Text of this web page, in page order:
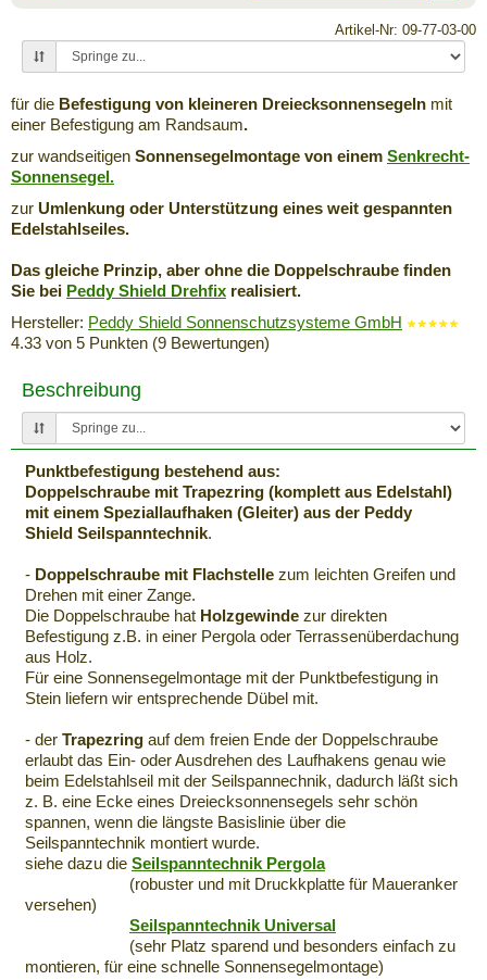
Artikel-Nr: 09-77-03-00
für die Befestigung von kleineren Dreiecksonnensegeln mit
einer Befestigung am Randsaum.
zur wandseitigen Sonnensegelmontage von einem Senkrecht-
Sonnensegel.
zur Umlenkung oder Unterstützung eines weit gespannten
Edelstahlseiles.
Das gleiche Prinzip, aber ohne die Doppelschraube finden
Sie bei Peddy Shield Drehfix realisiert.
Hersteller: Peddy Shield Sonnenschutzsysteme GmbH
4.33 von 5 Punkten (9 Bewertungen)
Beschreibung
Punktbefestigung bestehend aus:
Doppelschraube mit Trapezring (komplett aus Edelstahl)
mit einem Speziallaufhaken (Gleiter) aus der Peddy
Shield Seilspanntechnik.
- Doppelschraube mit Flachstelle zum leichten Greifen und
Drehen mit einer Zange.
Die Doppelschraube hat Holzgewinde zur direkten
Befestigung z.B. in einer Pergola oder Terrassenüberdachung
aus Holz.
Für eine Sonnensegelmontage mit der Punktbefestigung in
Stein liefern wir entsprechende Dübel mit.
- der Trapezring auf dem freien Ende der Doppelschraube
erlaubt das Ein- oder Ausdrehen des Laufhakens genau wie
beim Edelstahlseil mit der Seilspannechnik, dadurch läßt sich
z. B. eine Ecke eines Dreiecksonnensegels sehr schön
spannen, wenn die längste Basislinie über die
Seilspanntechnik montiert wurde.
siehe dazu die Seilspanntechnik Pergola
(robuster und mit Druckkplatte für Maueranker
versehen)
Seilspanntechnik Universal
(sehr Platz sparend und besonders einfach zu
montieren, für eine schnelle Sonnensegelmontage)